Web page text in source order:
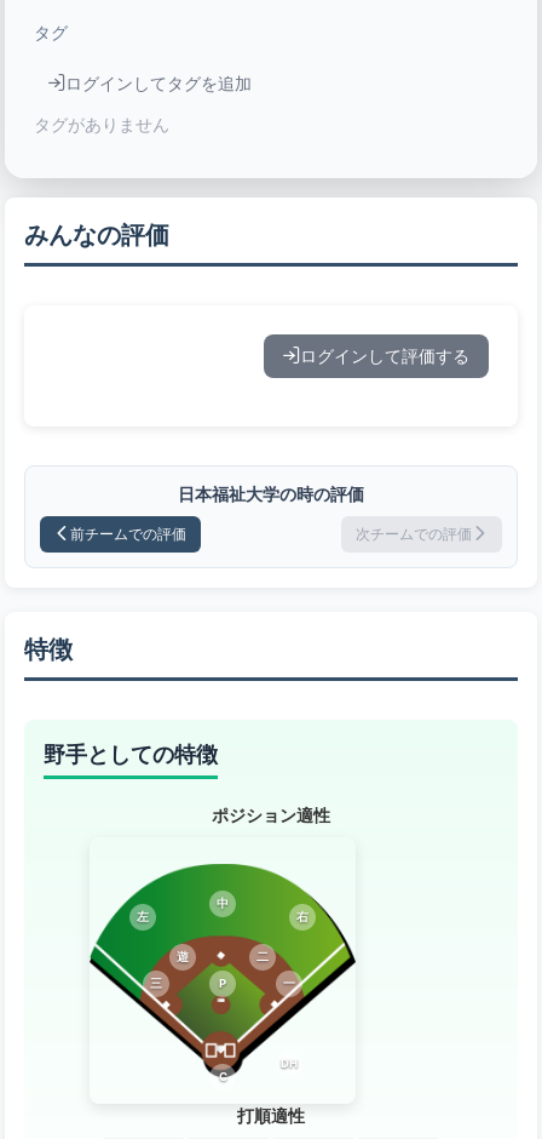
タグ
ログインしてタグを追加
タグがありません
みんなの評価
ログインして評価する
日本福祉大学の時の評価
前チームでの評価 次チームでの評価
特徴
野手としての特徴
ポジション適性
P
C
一
二
三
遊
左
中
右
DH
打順適性